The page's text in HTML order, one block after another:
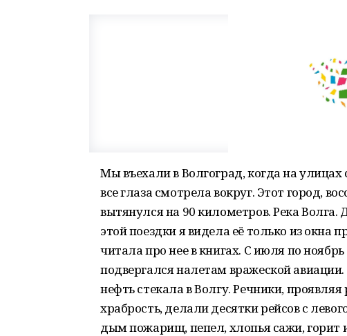
Мы въехали в Волгоград, когда на улицах
все глаза смотрела вокруг. Этот город,
вытянулся на 90 километров. Река
этой поездки я видела её только из окна
читала про нее в книгах. С июля по
подвергался налетам вражеской
нефть стекала в Волгу. Речники,
храбрость, делали десятки рейсов с
дым пожарищ, пепел, хлопья сажи, горит